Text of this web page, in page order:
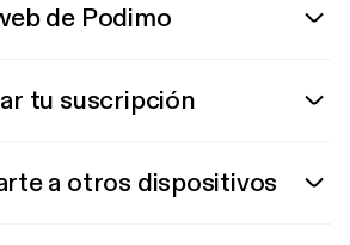
de Podimo
tu suscripción
a otros dispositivos